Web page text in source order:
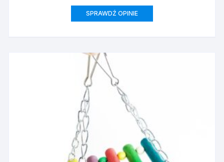
SPRAWDŹ OPINIE